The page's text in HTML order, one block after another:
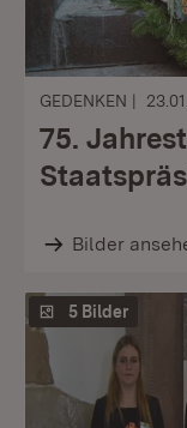
GEDENKEN
75.
Bilder
5 Bilder